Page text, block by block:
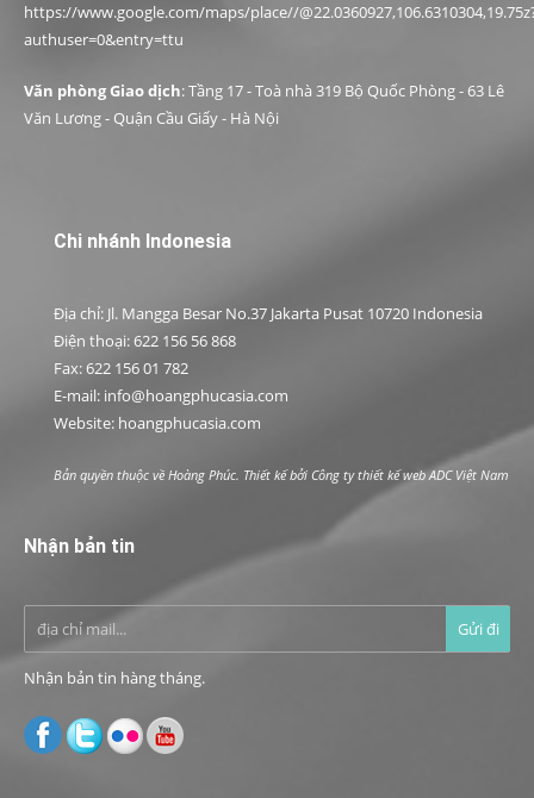
https://www.google.com/maps/place//
authuser=0&entry=ttu
Văn phòng Giao dịch: Tầng 17 - Toà nhà 319 Bộ Quốc Phòng - 63 Lê
Văn Lương - Quận Cầu Giấy - Hà Nội
Chi nhánh Indonesia
Địa chỉ: Jl. Mangga Besar No.37 Jakarta Pusat 10720 Indonesia
Điện thoại: 622 156 56 868
Fax: 622 156 01 782
E-mail: info@hoangphucasia.com
Website: hoangphucasia.com
Bản quyền thuộc về Hoàng Phúc. Thiết kế bởi Công ty thiết kế web ADC Việt Nam
Nhận bản tin
Nhận bản tin hàng tháng.